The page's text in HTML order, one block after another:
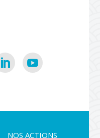
NOS ACTIONS